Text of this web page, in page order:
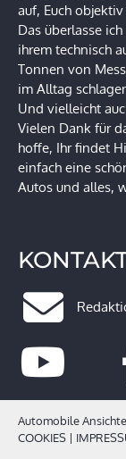
auf, Euch
Das überlasse
ihrem technisch
Tonnen von
im Alltag
Und vielleicht
Vielen Dank für
hoffe, Ihr findet
einfach eine
Autos und alles,
Automobile
COOKIES |